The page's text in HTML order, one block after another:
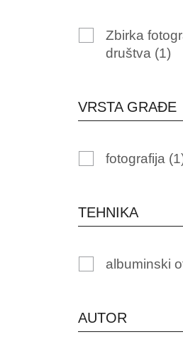
Zbirka
društva (1)
VRSTA GRAĐE
fotografija
TEHNIKA
albuminski
AUTOR